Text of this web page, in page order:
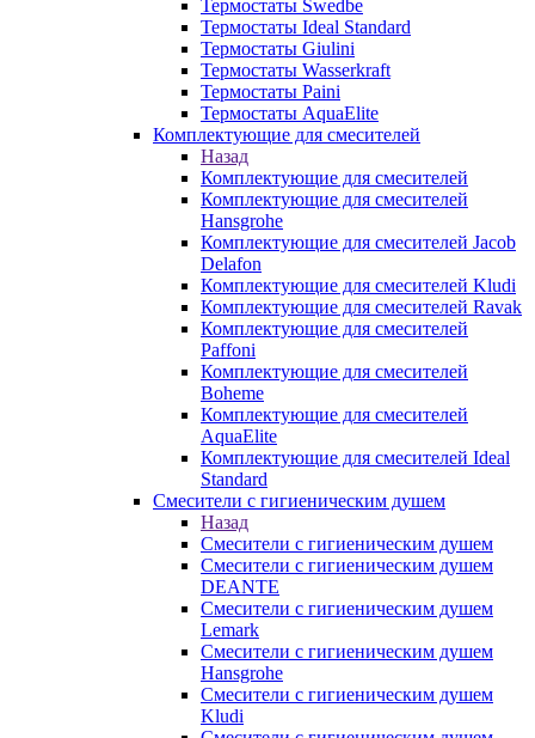
Термостаты Swedbe
Термостаты Ideal Standard
Термостаты Giulini
Термостаты Wasserkraft
Термостаты Paini
Термостаты AquaElite
Комплектующие для смесителей
Назад
Комплектующие для смесителей
Комплектующие для смесителей
Hansgrohe
Комплектующие для смесителей Jacob
Delafon
Комплектующие для смесителей Kludi
Комплектующие для смесителей Ravak
Комплектующие для смесителей
Paffoni
Комплектующие для смесителей
Boheme
Комплектующие для смесителей
AquaElite
Комплектующие для смесителей Ideal
Standard
Смесители с гигиеническим душем
Назад
Смесители с гигиеническим душем
Смесители с гигиеническим душем
DEANTE
Смесители с гигиеническим душем
Lemark
Смесители с гигиеническим душем
Hansgrohe
Смесители с гигиеническим душем
Kludi